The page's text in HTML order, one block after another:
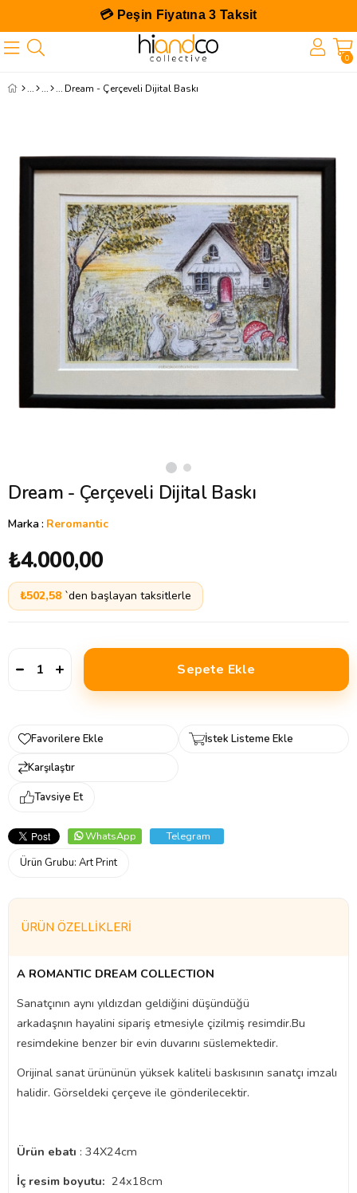
💳 Peşin Fiyatına 3 Taksit
0
Dream - Çerçeveli Dijital Baskı
Dream - Çerçeveli Dijital Baskı
Marka: Reromantic
₺4.000,00
₺502,58 `den başlayan taksitlerle
Favorilere Ekle
İstek Listeme Ekle
Karşılaştır
Tavsiye Et
WhatsApp
Telegram
Ürün Grubu: Art Print
ÜRÜN ÖZELLIKLERI
A ROMANTIC DREAM COLLECTION
Sanatçının aynı yıldızdan geldiğini düşündüğü
arkadaşnın hayalini sipariş etmesiyle çizilmiş resimdir.Bu
resimdekine benzer bir evin duvarını süslemektedir.
Orijinal sanat ürününün yüksek kaliteli baskısının sanatçı imzalı
halidir. Görseldeki çerçeve ile gönderilecektir.
Ürün ebatı : 34X24cm
İç resim boyutu: 24x18cm